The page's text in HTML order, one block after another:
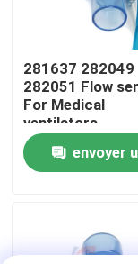
Contrôle de la
Nous contacter
Nouvelles
Capteur
281637 282049
282051 Flow
For Medical
ventilators
envoyer